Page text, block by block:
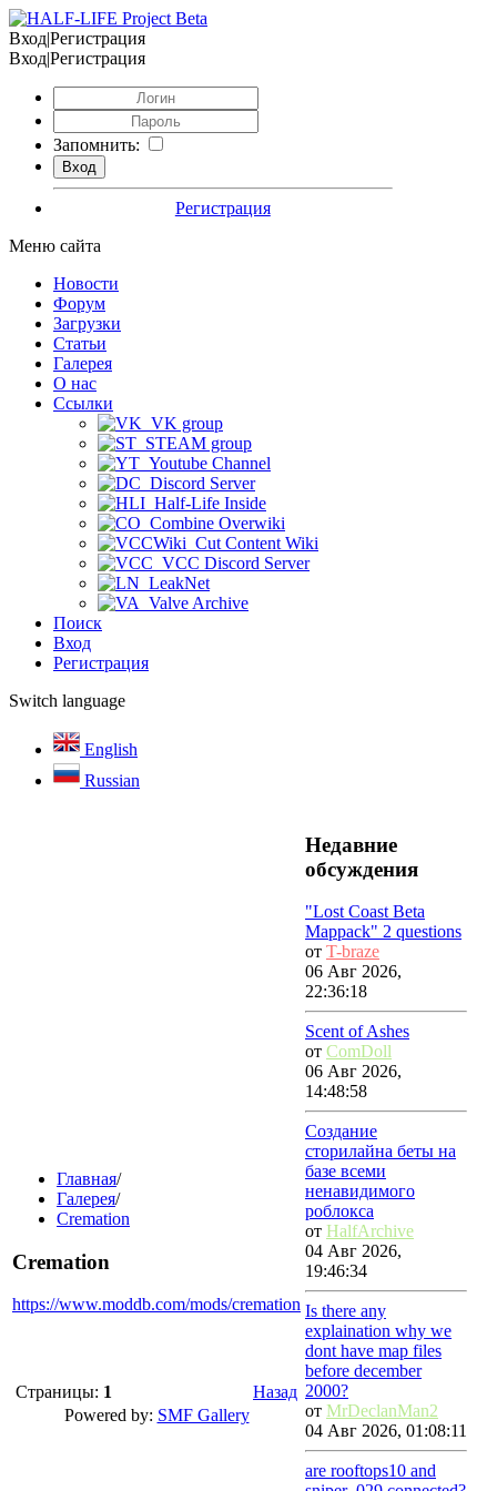
Вход|Регистрация
Вход|Регистрация
Запомнить:
Регистрация
Меню сайта
Новости
Форум
Загрузки
Статьи
Галерея
О нас
Ссылки
VK group
STEAM group
Youtube Channel
Discord Server
Half-Life Inside
Combine Overwiki
Cut Content Wiki
VCC Discord Server
LeakNet
Valve Archive
Поиск
Вход
Регистрация
Switch language
English
Russian
Главная/
Галерея/
Cremation
Cremation
https://www.moddb.com/mods/cremation
Страницы: 1
Назад
Powered by: SMF Gallery
Недавние
обсуждения
"Lost Coast Beta
Mappack" 2 questions
от T-braze
06 Авг 2026,
22:36:18
Scent of Ashes
от ComDoll
06 Авг 2026,
14:48:58
Создание
сторилайна беты на
базе всеми
ненавидимого
роблокса
от HalfArchive
04 Авг 2026,
19:46:34
Is there any
explaination why we
dont have map files
before december
2000?
от MrDeclanMan2
04 Авг 2026, 01:08:11
are rooftops10 and